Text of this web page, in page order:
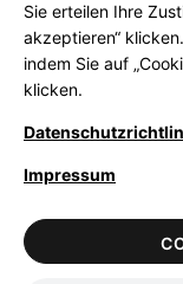
Legal
Sie erteilen Ihre
akzeptieren“
indem Sie auf
klicken.
Impressum